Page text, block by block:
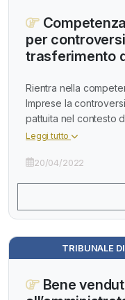
per
trasferimento
Rientra nella
Imprese la
pattuita nel contesto
Leggi tutto
20/04/2022
TRIBUNALE
Bene